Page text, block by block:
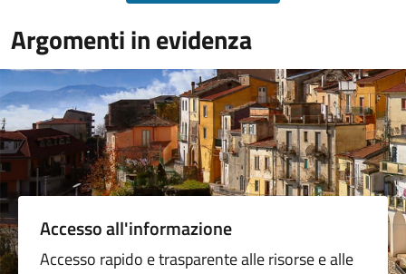
Argomenti in evidenza
Accesso all'informazione
Accesso rapido e trasparente alle risorse e alle